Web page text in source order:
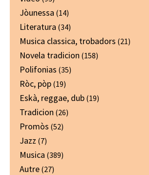
Jòunessa (14)
Literatura (34)
Musica classica, trobadors (21)
Novela tradicion (158)
Polifonias (35)
Ròc, pòp (19)
Eskà, reggae, dub (19)
Tradicion (26)
Promòs (52)
Jazz (7)
Musica (389)
Autre (27)